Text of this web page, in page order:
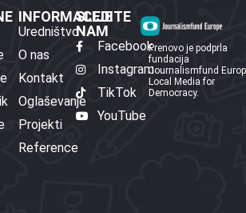
INFORMACIJE
Uredništvo
O nas
Kontakt
Oglaševanje
Projekti
Reference
SLEDITE
NAM
Facebook
Instagram
TikTok
YouTube
Prenovo je podprla
fundacija
Journalismfund
Local Media for
Democracy.